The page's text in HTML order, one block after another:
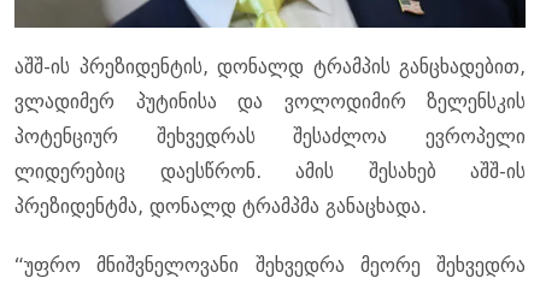
აშშ-ის პრეზიდენტის, დონალდ ტრამპის განცხადებით,
ვლადიმერ პუტინისა და ვოლოდიმირ ზელენსკის
პოტენციურ შეხვედრას შესაძლოა ევროპელი
ლიდერებიც დაესწრონ. ამის შესახებ აშშ-ის
პრეზიდენტმა, დონალდ ტრამპმა განაცხადა.
“უფრო მნიშვნელოვანი შეხვედრა მეორე შეხვედრა